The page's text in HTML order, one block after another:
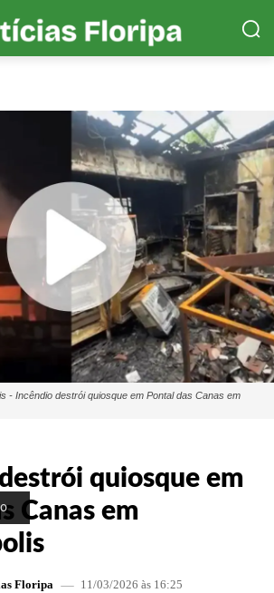
- Incêndio destrói quiosque em Pontal das Canas em
quiosque em
Canas em
Floripa 11/03/2026 às 16:25